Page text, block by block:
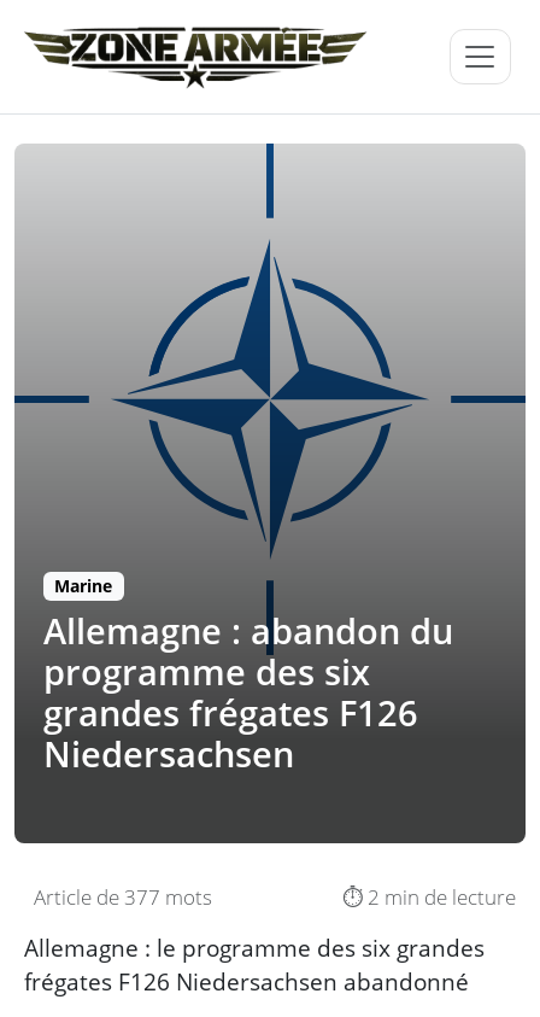
Marine
Allemagne : abandon du
programme des six
grandes frégates F126
Niedersachsen
Article de 377 mots ⏱️ 2 min de lecture
Allemagne : le programme des six grandes
frégates F126 Niedersachsen abandonné